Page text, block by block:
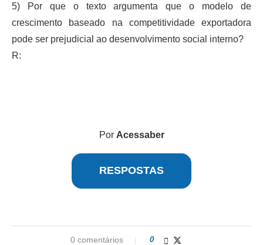
5) Por que o texto argumenta que o modelo de
crescimento baseado na competitividade exportadora
pode ser prejudicial ao desenvolvimento social interno?
R:
Por Acessaber
RESPOSTAS
0 comentários 0